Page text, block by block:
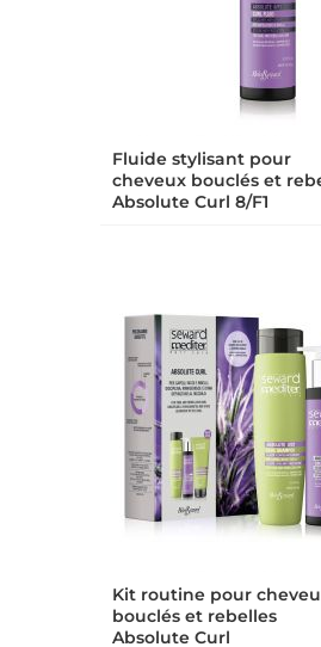
Fluide stylisant pour
cheveux bouclés et
Absolute Curl 8/F1
Kit routine pour
bouclés et rebelles
Absolute Curl